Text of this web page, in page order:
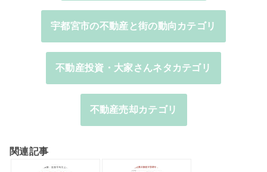
宇都宮市の不動産と街の動向カテゴリ
不動産投資・大家さんネタカテゴリ
不動産売却カテゴリ
関連記事